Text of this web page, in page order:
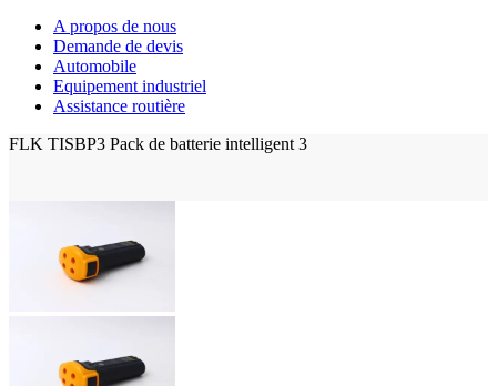
A propos de nous
Demande de devis
Automobile
Equipement industriel
Assistance routière
FLK TISBP3 Pack de batterie intelligent 3